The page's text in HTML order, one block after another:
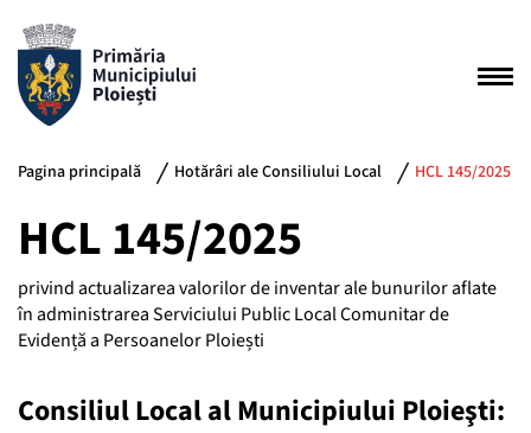
Pagina principală Hotărâri ale Consiliului Local HCL 145/2025
HCL 145/2025
privind actualizarea valorilor de inventar ale bunurilor aflate
în administrarea Serviciului Public Local Comunitar de
Evidență a Persoanelor Ploiești
Consiliul Local al Municipiului Ploieşti: